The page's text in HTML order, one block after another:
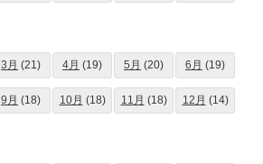
3月 (21) 4月 (19) 5月 (20) 6月 (19)
9月 (18) 10月 (18) 11月 (18) 12月 (14)